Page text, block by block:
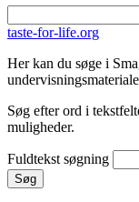
taste-for-life.org
Her kan du søge i
Søg efter ord i
muligheder.
Fuldtekst søgning